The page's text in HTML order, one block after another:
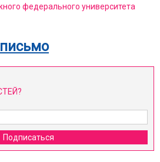
федерального университета
Подписаться